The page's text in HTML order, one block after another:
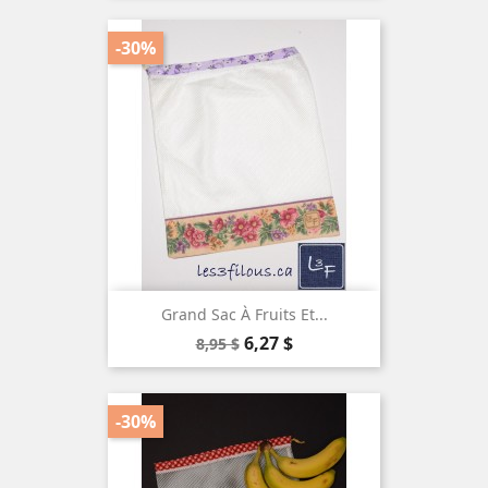
Grand Sac À Fruits Et...
Prix
de
8,95 $ Prix
6,27 $
-30%
-30%